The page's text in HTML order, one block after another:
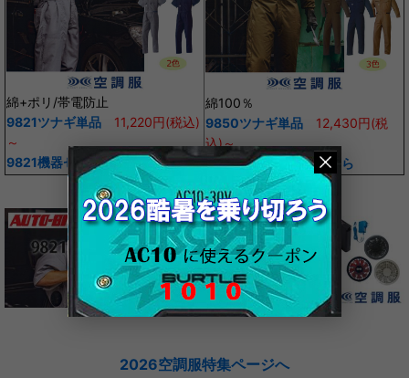
綿+ポリ/帯電防止
9821ツナギ単品
11,220円(税込)
～
9821機器セットはこちら
綿100％
9850ツナギ単品
12,430円(税
込)～
9850機器セットはこちら
2026空調服特集ページへ